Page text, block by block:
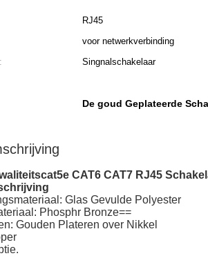
RJ45
voor netwerkverbinding
Singnalschakelaar
De goud Geplateerde
CAT6 CAT7 RJ45
Glas Gevulde Polyester
Phosphr Bronze==
Gouden Plateren over Nikkel